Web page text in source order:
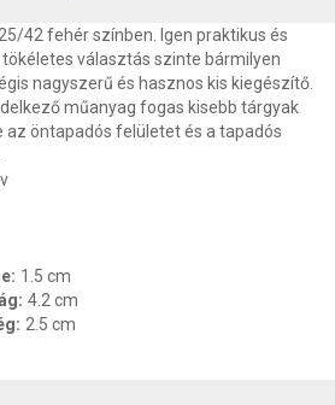
42 fehér színben. Igen praktikus és
választás szinte bármilyen
nagyszerű és hasznos kis kiegészítő.
műanyag fogas kisebb tárgyak
az öntapadós felületet és a tapadós
: 1.5 cm
: 4.2 cm
: 2.5 cm